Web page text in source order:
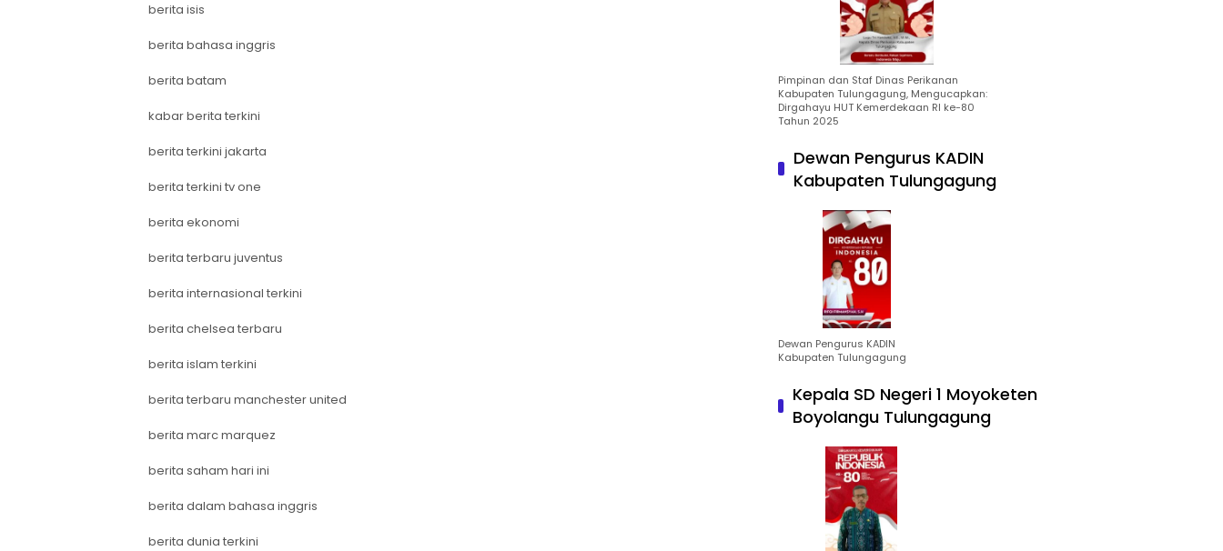
berita isis
berita bahasa inggris
berita batam
kabar berita terkini
berita terkini jakarta
berita terkini tv one
berita ekonomi
berita terbaru juventus
berita internasional terkini
berita chelsea terbaru
berita islam terkini
berita terbaru manchester united
berita marc marquez
berita saham hari ini
berita dalam bahasa inggris
berita dunia terkini
Pimpinan dan Staf Dinas Perikanan
Kabupaten Tulungagung, Mengucapkan:
Dirgahayu HUT Kemerdekaan RI ke-80
Tahun 2025
Dewan Pengurus KADIN
Kabupaten Tulungagung
Dewan Pengurus KADIN
Kabupaten Tulungagung
Kepala SD Negeri 1 Moyoketen
Boyolangu Tulungagung